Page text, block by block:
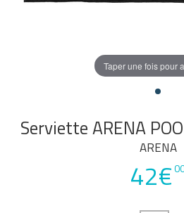
Taper une fois pour
Serviette ARENA
ARENA
42€